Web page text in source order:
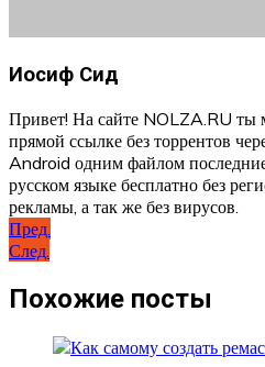
Иосиф Сид
Привет! На сайте NOLZA.RU ты
прямой ссылке без торрентов
Android одним файлом
русском языке бесплатно без
рекламы, а так же без вирусов.
Навигация
по
записям
Пред.
След.
Похожие посты